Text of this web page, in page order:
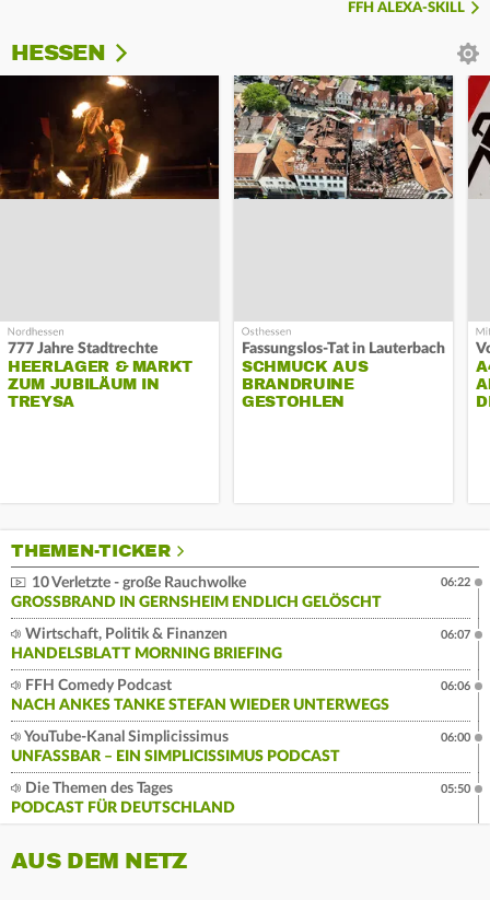
FFH ALEXA-SKILL
HESSEN
777 Jahre Stadtrechte
HEERLAGER & MARKT
ZUM JUBILÄUM IN
TREYSA
Fassungslos-Tat in Lauterbach
SCHMUCK AUS
BRANDRUINE
GESTOHLEN
THEMEN-TICKER
10 Verletzte - große Rauchwolke
GROSSBRAND IN GERNSHEIM ENDLICH GELÖSCHT
06:22
Wirtschaft, Politik & Finanzen
HANDELSBLATT MORNING BRIEFING
06:07
FFH Comedy Podcast
NACH ANKES TANKE STEFAN WIEDER UNTERWEGS
06:06
YouTube-Kanal Simplicissimus
UNFASSBAR – EIN SIMPLICISSIMUS PODCAST
06:00
Die Themen des Tages
PODCAST FÜR DEUTSCHLAND
05:50
AUS DEM NETZ